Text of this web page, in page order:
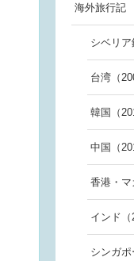
海外旅行記
シベリア
台湾（
韓国（
中国（
香港・マ
インド（
シンガポ